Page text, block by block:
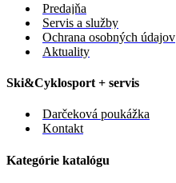
Predajňa
Servis a služby
Ochrana osobných údajov
Aktuality
Ski&Cyklosport + servis
Darčeková poukážka
Kontakt
Kategórie katalógu